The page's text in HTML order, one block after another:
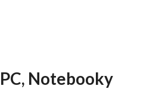
PC, Notebooky